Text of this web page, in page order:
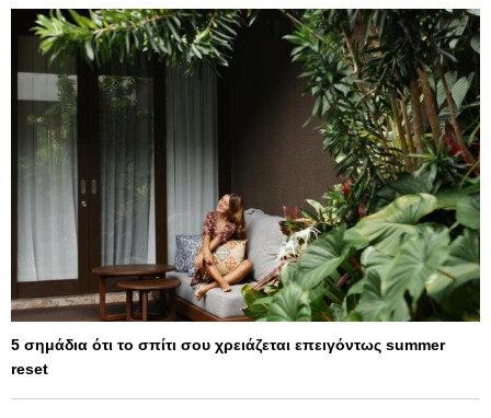
5 σημάδια ότι το σπίτι σου χρειάζεται επειγόντως summer
reset